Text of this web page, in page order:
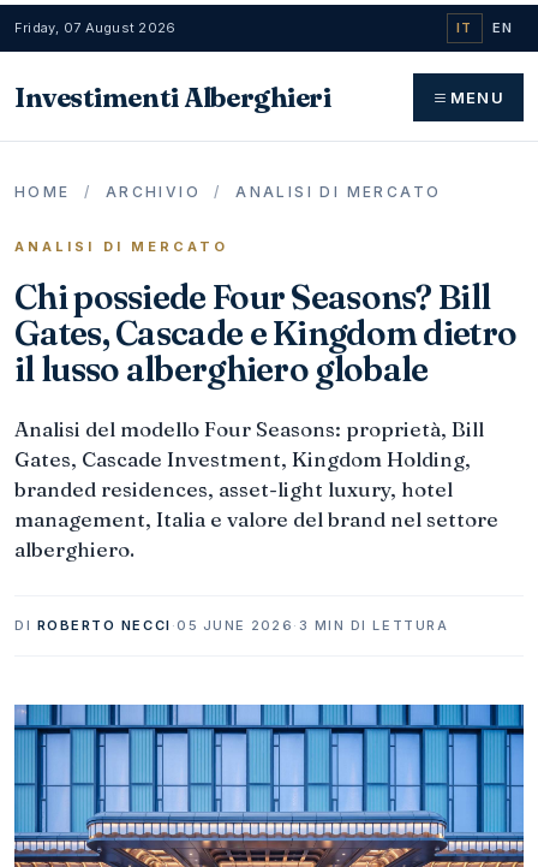
Friday, 07 August 2026 IT EN
Investimenti Alberghieri MENU
HOME / ARCHIVIO / ANALISI DI MERCATO
ANALISI DI MERCATO
Chi possiede Four Seasons? Bill
Gates, Cascade e Kingdom dietro
il lusso alberghiero globale
Analisi del modello Four Seasons: proprietà, Bill
Gates, Cascade Investment, Kingdom Holding,
branded residences, asset-light luxury, hotel
management, Italia e valore del brand nel settore
alberghiero.
DI ROBERTO NECCI ·05 JUNE 2026 · 3 MIN DI LETTURA